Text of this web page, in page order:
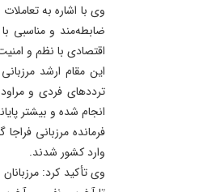
وی با اشاره به
ضابطه‌مند و مناسبی
اقتصادی با نظم و
این مقام ارشد
انجام شده و بیشتر
وارد کشور شدند.
وی تأکید کرد: